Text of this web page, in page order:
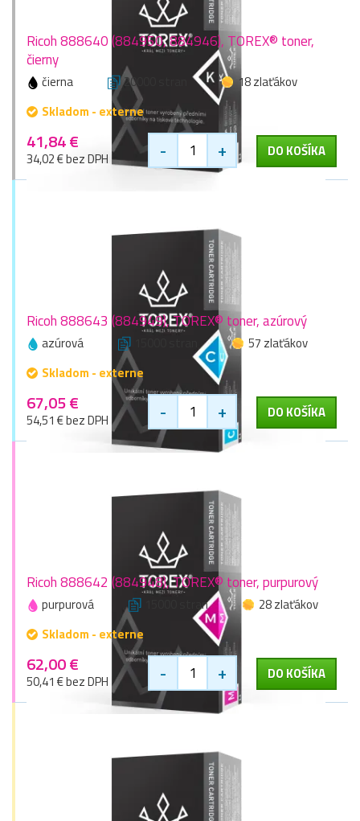
Ricoh 888640 (884950, 884946), TOREX® toner,
čierny
čierna 20000 stran
18 zlaťákov
Skladom - externe
41,84 €
34,02 € bez DPH - + DO KOŠÍKA
Ricoh 888643 (884949), TOREX® toner, azúrový
azúrová
57 zlaťákov
Skladom - externe
67,05 €
54,51 € bez DPH - + DO KOŠÍKA
Ricoh 888642 (884948), TOREX® toner, purpurový
purpurová 15000 stran
28 zlaťákov
Skladom - externe
62,00 €
50,41 € bez DPH - + DO KOŠÍKA